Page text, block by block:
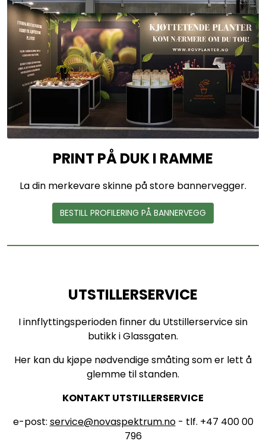
PRINT PÅ DUK I RAMME
La din merkevare skinne på store bannervegger.
BESTILL PROFILERING PÅ BANNERVEGG
UTSTILLERSERVICE
I innflyttingsperioden finner du Utstillerservice sin
butikk i Glassgaten.
Her kan du kjøpe nødvendige småting som er lett å
glemme til standen.
KONTAKT UTSTILLERSERVICE
e-post: service@novaspektrum.no- tlf. +47 400 00
796